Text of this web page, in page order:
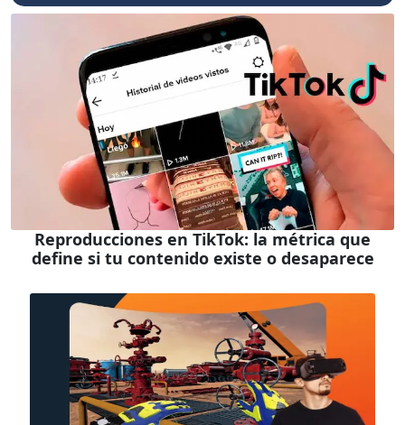
Reproducciones en TikTok: la métrica que
define si tu contenido existe o desaparece